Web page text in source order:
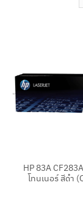
HP 83A
โทนเนอร์ สีดำ